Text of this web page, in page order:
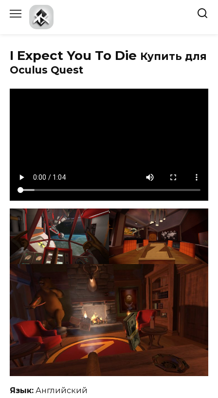
Перейти
содержанию
I Expect You To Die Купить для
Oculus Quest
Язык: Английский